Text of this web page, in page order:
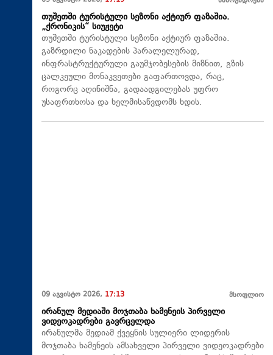
თუშეთში ტურისტული სეზონი აქტიურ ფაზაშია.
„ქრონიკის“ სიუჟეტი
თუშეთში ტურისტული სეზონი აქტიურ ფაზაშია.
გაზრდილი ნაკადების პარალელურად,
ინფრასტრუქტურული გაუმჯობესების მიზნით, გზის
ცალკეული მონაკვეთები გაფართოვდა, რაც,
როგორც აღინიშნა, გადაადგილებას უფრო
უსაფრთხოსა და ხელმისაწვდომს ხდის.
09 აგვისტო 2026, 17:13 მსოფლიო
ირანულ მედიაში მოჯთაბა ხამენეის პირველი
ვიდეოკადრები გავრცელდა
ირანულმა მედიამ ქვეყნის სულიერი ლიდერის
მოჯთაბა ხამენეის ამსახველი პირველი ვიდეოკადრები